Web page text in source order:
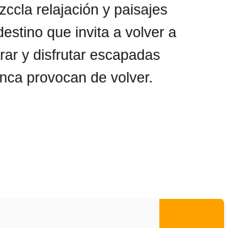
relajación y paisajes
que invita a volver a
y disfrutar escapadas
provocan de volver.